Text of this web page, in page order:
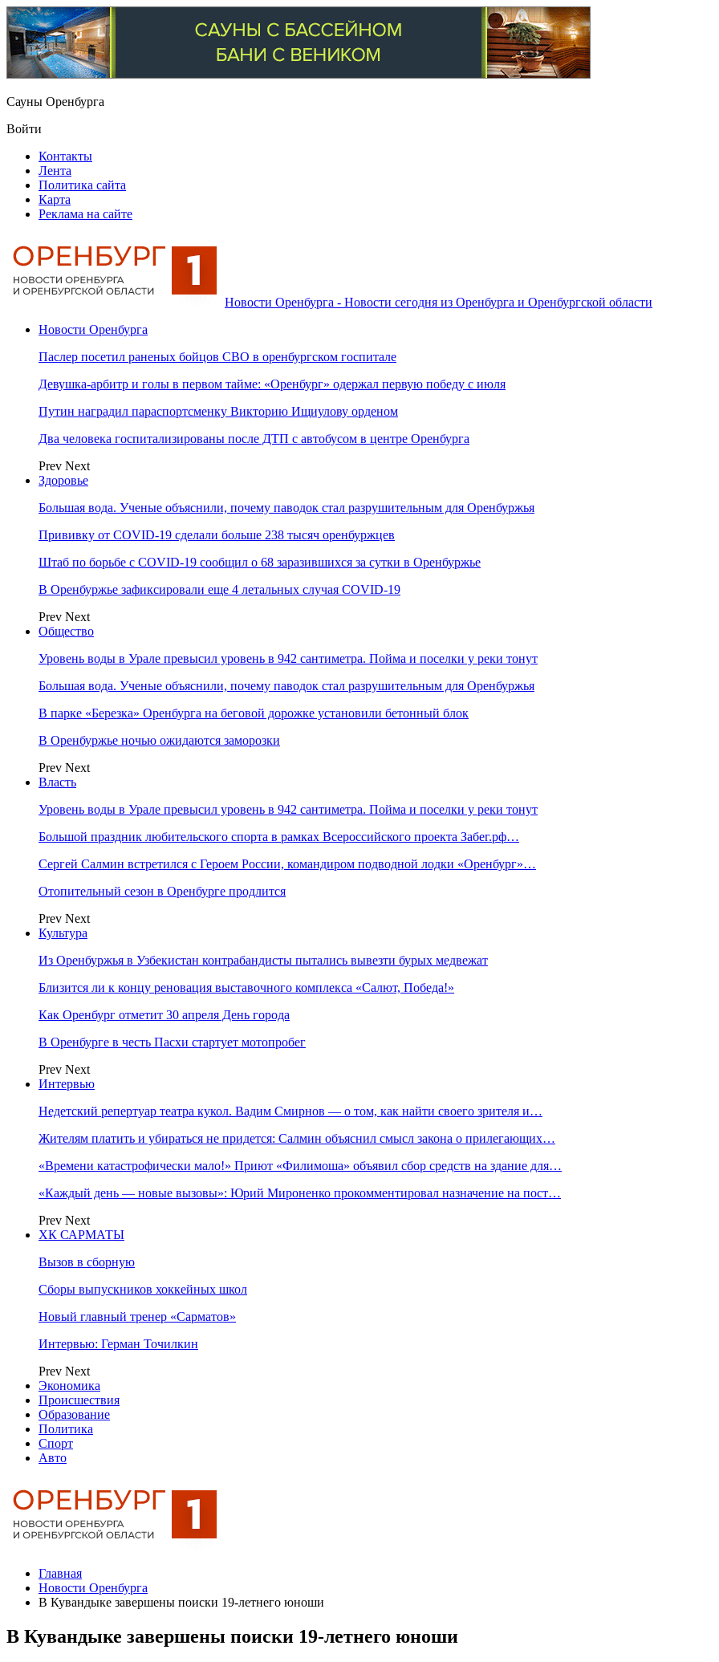
Сауны Оренбурга
Войти
Контакты
Лента
Политика сайта
Карта
Реклама на сайте
Новости Оренбурга - Новости сегодня из Оренбурга и Оренбургской области
Новости Оренбурга
Паслер посетил раненых бойцов СВО в оренбургском госпитале
Девушка-арбитр и голы в первом тайме: «Оренбург» одержал первую победу с июля
Путин наградил параспортсменку Викторию Ищиулову орденом
Два человека госпитализированы после ДТП с автобусом в центре Оренбурга
Prev Next
Здоровье
Большая вода. Ученые объяснили, почему паводок стал разрушительным для Оренбуржья
Прививку от COVID-19 сделали больше 238 тысяч оренбуржцев
Штаб по борьбе с СOVID-19 сообщил о 68 заразившихся за сутки в Оренбуржье
В Оренбуржье зафиксировали еще 4 летальных случая COVID-19
Prev Next
Общество
Уровень воды в Урале превысил уровень в 942 сантиметра. Пойма и поселки у реки тонут
Большая вода. Ученые объяснили, почему паводок стал разрушительным для Оренбуржья
В парке «Березка» Оренбурга на беговой дорожке установили бетонный блок
В Оренбуржье ночью ожидаются заморозки
Prev Next
Власть
Уровень воды в Урале превысил уровень в 942 сантиметра. Пойма и поселки у реки тонут
Большой праздник любительского спорта в рамках Всероссийского проекта Забег.рф…
Сергей Салмин встретился с Героем России, командиром подводной лодки «Оренбург»…
Отопительный сезон в Оренбурге продлится
Prev Next
Культура
Из Оренбуржья в Узбекистан контрабандисты пытались вывезти бурых медвежат
Близится ли к концу реновация выставочного комплекса «Салют, Победа!»
Как Оренбург отметит 30 апреля День города
В Оренбурге в честь Пасхи стартует мотопробег
Prev Next
Интервью
Недетский репертуар театра кукол. Вадим Смирнов — о том, как найти своего зрителя и…
Жителям платить и убираться не придется: Салмин объяснил смысл закона о прилегающих…
«Времени катастрофически мало!» Приют «Филимоша» объявил сбор средств на здание для…
«Каждый день — новые вызовы»: Юрий Мироненко прокомментировал назначение на пост…
Prev Next
ХК САРМАТЫ
Вызов в сборную
Сборы выпускников хоккейных школ
Новый главный тренер «Сарматов»
Интервью: Герман Точилкин
Prev Next
Экономика
Происшествия
Образование
Политика
Спорт
Авто
Главная
Новости Оренбурга
В Кувандыке завершены поиски 19-летнего юноши
В Кувандыке завершены поиски 19-летнего юноши